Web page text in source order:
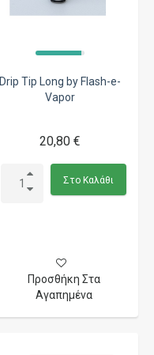
Drip Tip Long by Flash-e-
Vapor
20,80 €
Στο Καλάθι
Προσθήκη Στα
Αγαπημένα